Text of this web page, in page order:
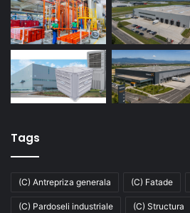
Tags
(C) Antrepriza generala (C) Fatade
(C) Pardoseli industriale (C) Structura